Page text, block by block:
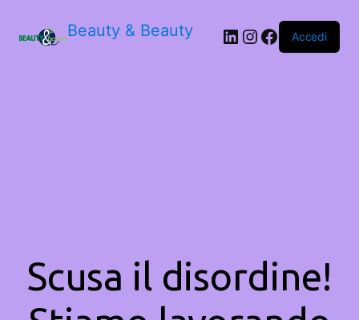
Beauty & Beauty LinkedIn
Instagram
Facebook
Accedi
Scusa il disordine!